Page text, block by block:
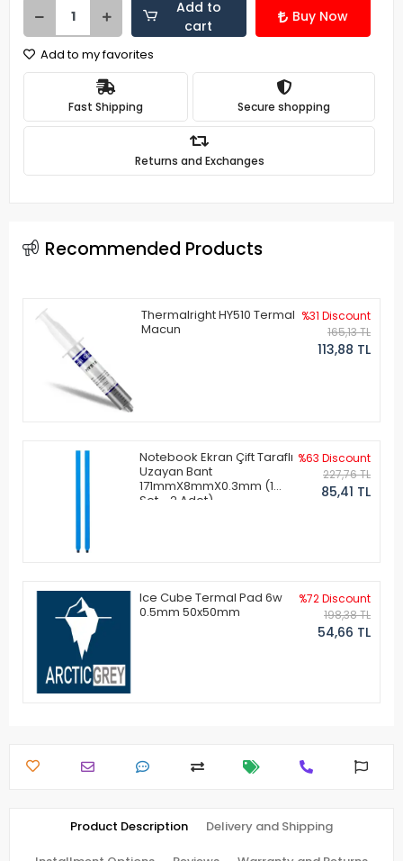
Add to
cart
Buy Now
Add to my favorites
Fast Shipping Secure shopping
Returns and Exchanges
Recommended Products
Thermalright HY510 Termal
Macun
%31 Discount
165,13 TL
113,88 TL
Notebook Ekran Çift Taraflı
Uzayan Bant
171mmX8mmX0.3mm (1
Set - 2 Adet)
%63 Discount
227,76 TL
85,41 TL
Ice Cube Termal Pad 6w
0.5mm 50x50mm
%72 Discount
198,38 TL
54,66 TL
Product Description Delivery and Shipping